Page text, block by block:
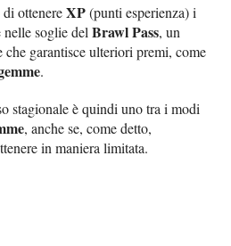
di ottenereXP(punti esperienza) i
nelle soglie delBrawl Pass, un
garantisce ulteriori premi, come
.
stagionale è quindi uno tra i modi
, anche se, come detto,
in maniera limitata.